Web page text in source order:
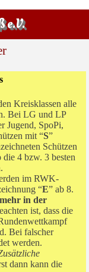
e.V.
Kreisklassen alle
Bei LG und LP
Jugend, SpoPi,
mit “S”
Schützen
4 bzw. 3 besten
im RWK-
“E” ab 8.
in der
ist, dass die
Bei falscher
werden.
dann kann die